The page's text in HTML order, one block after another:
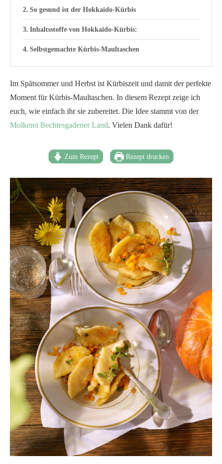
So gesund ist der Hokkaido-Kürbis
Inhaltsstoffe von Hokkaido-Kürbis:
Selbstgemachte Kürbis-Maultaschen
Im Spätsommer und Herbst ist Kürbiszeit und damit der perfekte
Moment für Kürbis-Maultaschen. In diesem Rezept zeige ich
euch, wie einfach ihr sie zubereitet. Die Idee stammt von der
Molkerei Bechtesgadener Land. Vielen Dank dafür!
Zum Rezept Rezept drucken